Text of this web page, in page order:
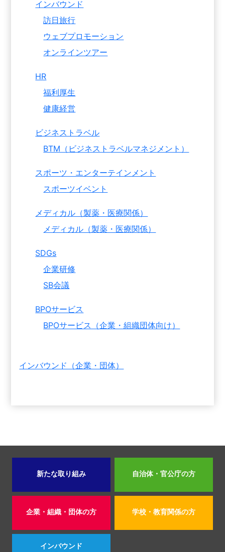
インバウンド
訪日旅行
ウェブプロモーション
オンラインツアー
HR
福利厚生
健康経営
ビジネストラベル
BTM（ビジネストラベルマネジメント）
スポーツ・エンターテインメント
スポーツイベント
メディカル（製薬・医療関係）
メディカル（製薬・医療関係）
SDGs
企業研修
SB会議
BPOサービス
BPOサービス（企業・組織団体向け）
インバウンド（企業・団体）
新たな取り組み 自治体・官公庁の方
企業・組織・団体の方 学校・教育関係の方
インバウンド